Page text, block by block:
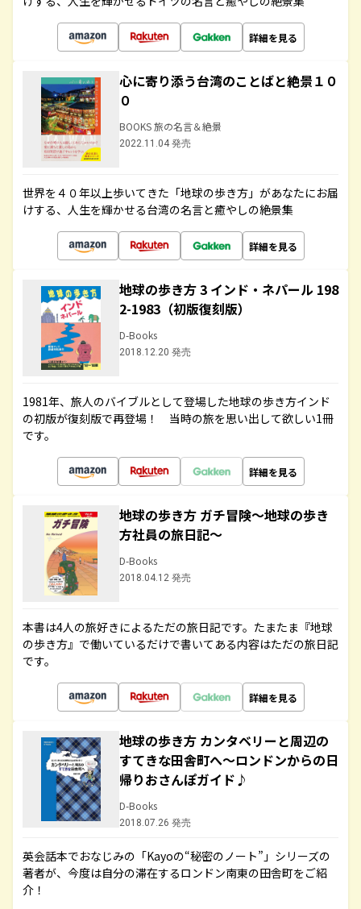
詳細を見る
心に寄り添う台湾のことばと絶景１０
０
BOOKS 旅の名言＆絶景
2022.11.04 発売
世界を４０年以上歩いてきた「地球の歩き方」があなたにお届
けする、人生を輝かせる台湾の名言と癒やしの絶景集
詳細を見る
地球の歩き方 3 インド・ネパール 198
2-1983（初版復刻版）
D-Books
2018.12.20 発売
1981年、旅人のバイブルとして登場した地球の歩き方インド
の初版が復刻版で再登場！ 当時の旅を思い出して欲しい1冊
です。
詳細を見る
地球の歩き方 ガチ冒険～地球の歩き
方社員の旅日記～
D-Books
2018.04.12 発売
本書は4人の旅好きによるただの旅日記です。たまたま『地球
の歩き方』で働いているだけで書いてある内容はただの旅日記
です。
詳細を見る
地球の歩き方 カンタベリーと周辺の
すてきな田舎町へ～ロンドンからの日
帰りおさんぽガイド♪
D-Books
2018.07.26 発売
英会話本でおなじみの「Kayoの“秘密のノート”」シリーズの
著者が、今度は自分の滞在するロンドン南東の田舎町をご紹
介！